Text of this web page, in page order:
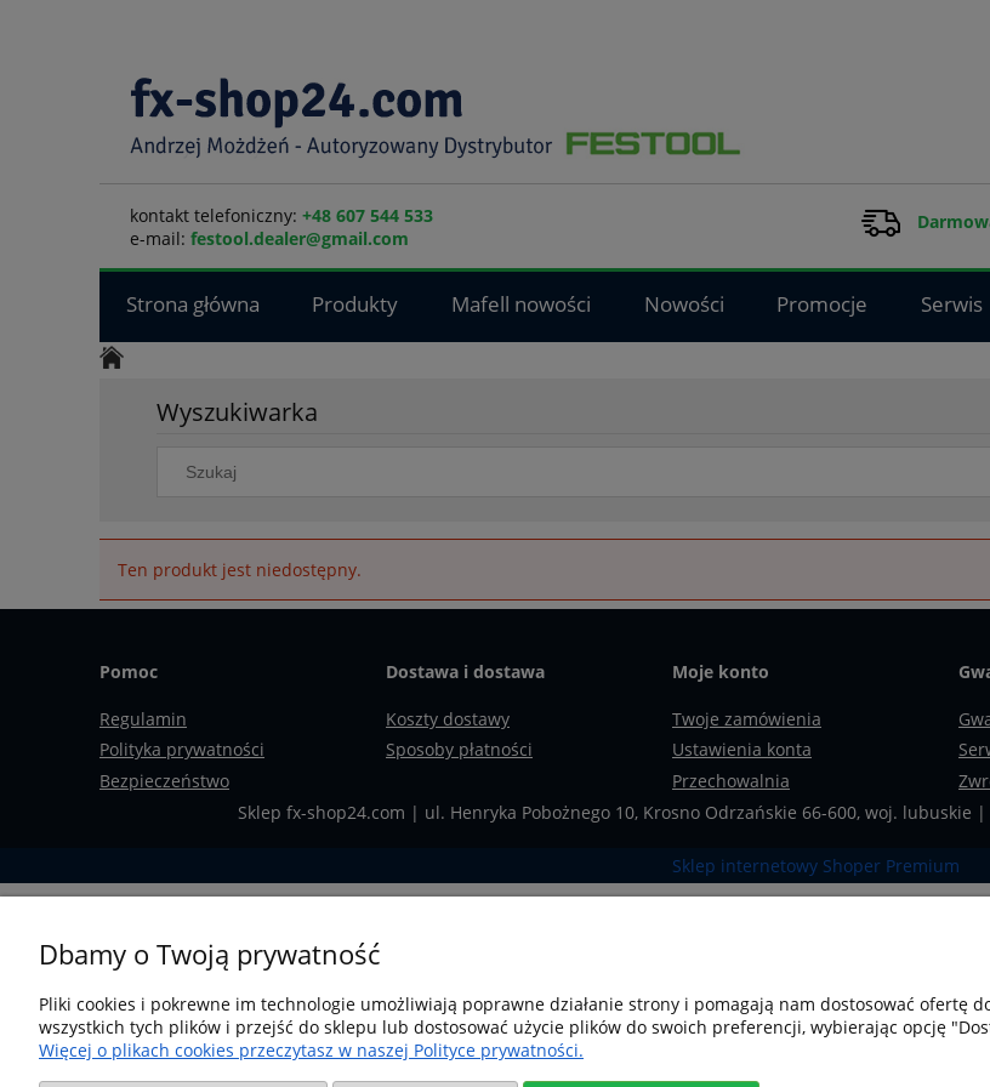
kontakt telefoniczny: +48 607 544 533
e-mail: festool.dealer@gmail.com
Strona główna Produkty Mafell nowości Nowości Promocje Serwis
Wyszukiwarka
Ten produkt jest niedostępny.
Pomoc
Regulamin
Polityka prywatności
Bezpieczeństwo
Dostawa i dostawa
Koszty dostawy
Sposoby płatności
Moje konto
Twoje zamówienia
Ustawienia konta
Przechowalnia
Sklep fx-shop24.com | ul. Henryka Pobożnego 10, Krosno Odrzańskie 66-600, woj. lubuskie
Sklep internetowy Shoper Premium
Dbamy o Twoją prywatność
Pliki cookies i pokrewne im technologie umożliwiają poprawne działanie strony i pomagają nam dostosować ofertę
wszystkich tych plików i przejść do sklepu lub dostosować użycie plików do swoich preferencji, wybierając opcję
Więcej o plikach cookies przeczytasz w naszej Polityce prywatności.